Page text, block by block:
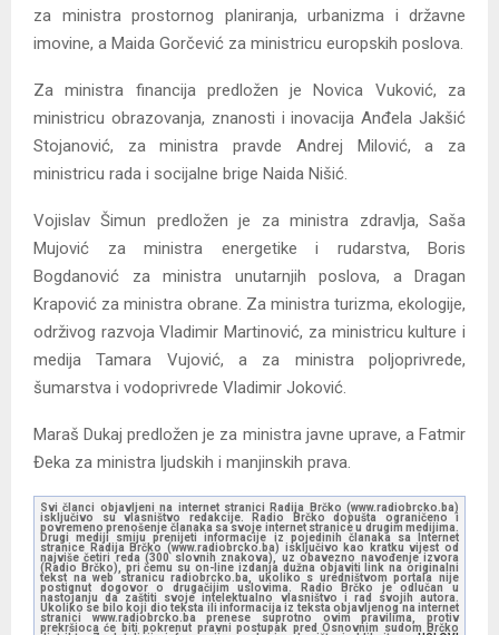
za ministra prostornog planiranja, urbanizma i državne
imovine, a Maida Gorčević za ministricu europskih poslova.
Za ministra financija predložen je Novica Vuković, za
ministricu obrazovanja, znanosti i inovacija Anđela Jakšić
Stojanović, za ministra pravde Andrej Milović, a za
ministricu rada i socijalne brige Naida Nišić.
Vojislav Šimun predložen je za ministra zdravlja, Saša
Mujović za ministra energetike i rudarstva, Boris
Bogdanović za ministra unutarnjih poslova, a Dragan
Krapović za ministra obrane. Za ministra turizma, ekologije,
održivog razvoja Vladimir Martinović, za ministricu kulture i
medija Tamara Vujović, a za ministra poljoprivrede,
šumarstva i vodoprivrede Vladimir Joković.
Maraš Dukaj predložen je za ministra javne uprave, a Fatmir
Đeka za ministra ljudskih i manjinskih prava.
Svi članci objavljeni na internet stranici Radija Brčko (www.radiobrcko.ba)
isključivo su vlasništvo redakcije. Radio Brčko dopušta ograničeno i
povremeno prenošenje članaka sa svoje internet stranice u drugim medijima.
Drugi mediji smiju prenijeti informacije iz pojedinih članaka sa Internet
stranice Radija Brčko (www.radiobrcko.ba) isključivo kao kratku vijest od
najviše četiri reda (300 slovnih znakova), uz obavezno navođenje izvora
(Radio Brčko), pri čemu su on-line izdanja dužna objaviti link na originalni
tekst na web stranicu radiobrcko.ba, ukoliko s uredništvom portala nije
postignut dogovor o drugačijim uslovima. Radio Brčko je odlučan u
nastojanju da zaštiti svoje intelektualno vlasništvo i rad svojih autora.
Ukoliko se bilo koji dio teksta ili informacija iz teksta objavljenog na internet
stranici www.radiobrcko.ba prenese suprotno ovim pravilima, protiv
prekršioca će biti pokrenut pravni postupak pred Osnovnim sudom Brčko